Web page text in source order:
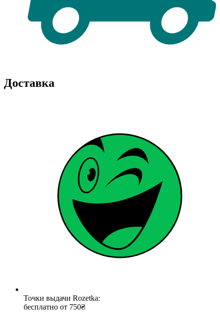
Доставка
Точки выдачи Rozetka:
бесплатно от 750₴